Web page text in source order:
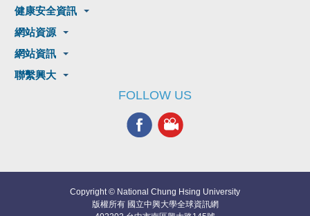
健康安全資訊
網站資源
網站資訊
聯繫興大
FOLLOW US
Copyright © National Chung Hsing University
版權所有 國立中興大學全球資訊網